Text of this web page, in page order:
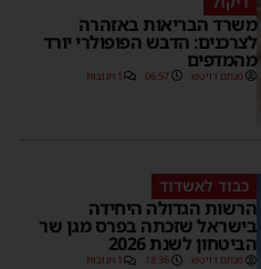
משרד הבריאות באזהרה
לצרכנים: הדבש הפופולרי יורד
מהמדפים
מנחם דויטש 06:57 1 תגובות
כבוד לאשדוד
הרשות הגדולה היחידה
בישראל שזכתה בפרס מגן שר
הביטחון לשנת 2026
מנחם דויטש 18:36 1 תגובות